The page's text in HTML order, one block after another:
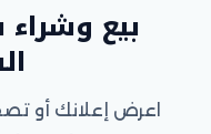
بيع
اعرض إعلانك أو